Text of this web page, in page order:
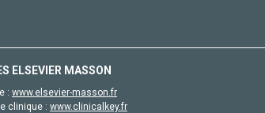
ELSEVIER MASSON
: www.elsevier-masson.fr
clinique : www.clinicalkey.fr